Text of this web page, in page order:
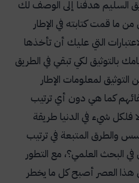
السليم هدفنا إلى الوصف لك
ما قمت كتابته في الإطار
التي عليك أن تأخذها
بالتوثيق لكي تبقي في الطريق
التوثيق لمعلومات الإطار
كما هي دون أي ترتيب
شيء في الدنيا طريقة
والطرق المتبعة في ترتيب
في البحث العلمي؟، مع التطور
في هذا العصر أصبح كل ما يخطر